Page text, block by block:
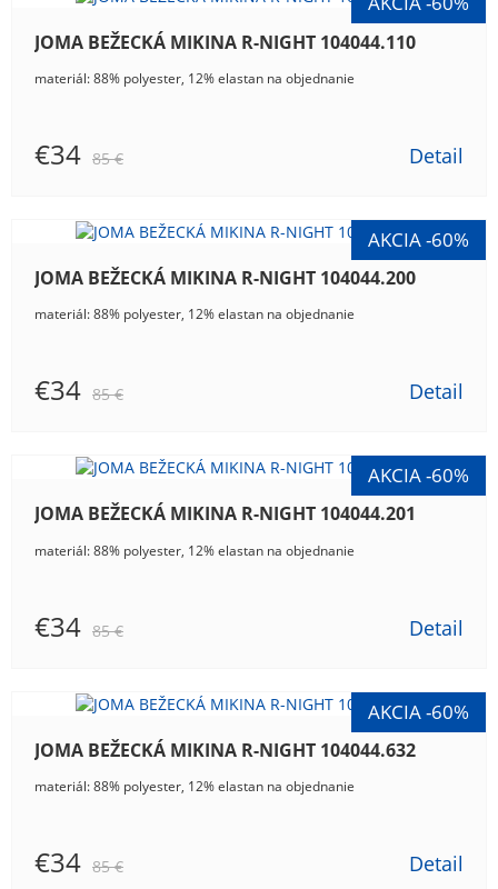
JOMA BEŽECKÁ MIKINA R-NIGHT 104044.110
materiál: 88% polyester, 12% elastan na objednanie
€34 85 € Detail
JOMA BEŽECKÁ MIKINA R-NIGHT 104044.200
materiál: 88% polyester, 12% elastan na objednanie
€34 85 € Detail
JOMA BEŽECKÁ MIKINA R-NIGHT 104044.201
materiál: 88% polyester, 12% elastan na objednanie
€34 85 € Detail
JOMA BEŽECKÁ MIKINA R-NIGHT 104044.632
materiál: 88% polyester, 12% elastan na objednanie
€34 85 € Detail